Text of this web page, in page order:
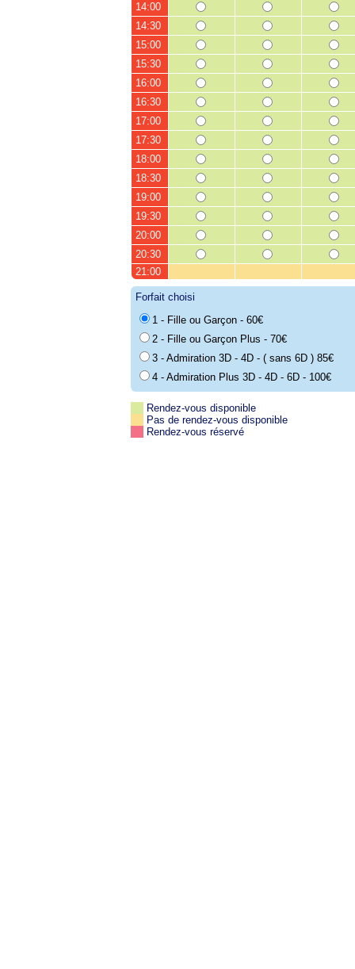
14:00
14:30
15:00
15:30
16:00
16:30
17:00
17:30
18:00
18:30
19:00
19:30
20:00
20:30
21:00
Forfait choisi
1 - Fille ou Garçon - 60€
2 - Fille ou Garçon Plus - 70€
3 - Admiration 3D - 4D - ( sans 6D ) 85€
4 - Admiration Plus 3D - 4D - 6D - 100€
Rendez-vous disponible
Pas de rendez-vous disponible
Rendez-vous réservé